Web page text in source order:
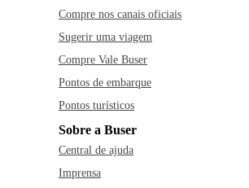
Compre nos canais oficiais
Sugerir uma viagem
Compre Vale Buser
Pontos de embarque
Pontos turísticos
Sobre a Buser
Central de ajuda
Imprensa